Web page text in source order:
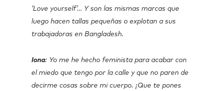
‘Love yourself’… Y son las mismas marcas que
luego hacen tallas pequeñas o explotan a sus
trabajadoras en Bangladesh.
Iona: Yo me he hecho feminista para acabar con
el miedo que tengo por la calle y que no paren de
decirme cosas sobre mi cuerpo. ¡Que te pones